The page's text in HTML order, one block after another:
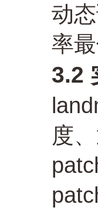
动
率最
3.2
度